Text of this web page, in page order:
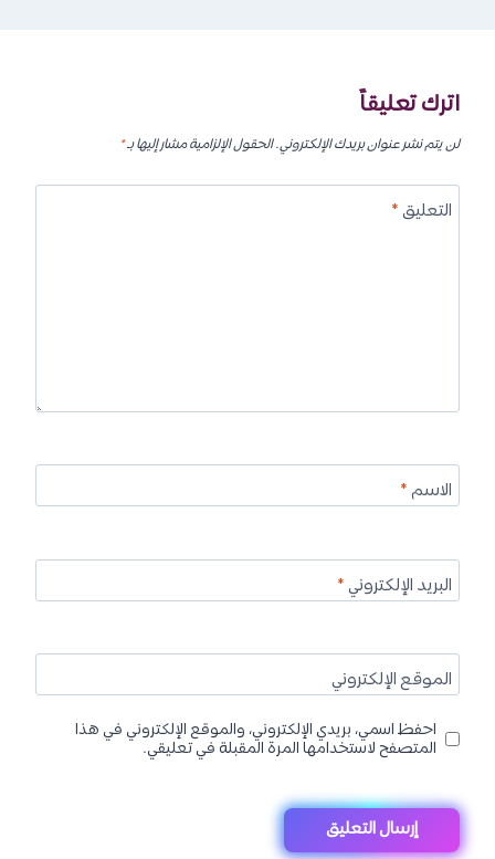
اترك تعليقاً
لن يتم نشر عنوان بريدك الإلكتروني.الحقول الإلزامية مشار إليها بـ*
التعليق*
الاسم*
البريد الإلكتروني*
الموقع الإلكتروني
احفظ اسمي، بريدي الإلكتروني، والموقع الإلكتروني في هذا
المتصفح لاستخدامها المرة المقبلة في تعليقي.